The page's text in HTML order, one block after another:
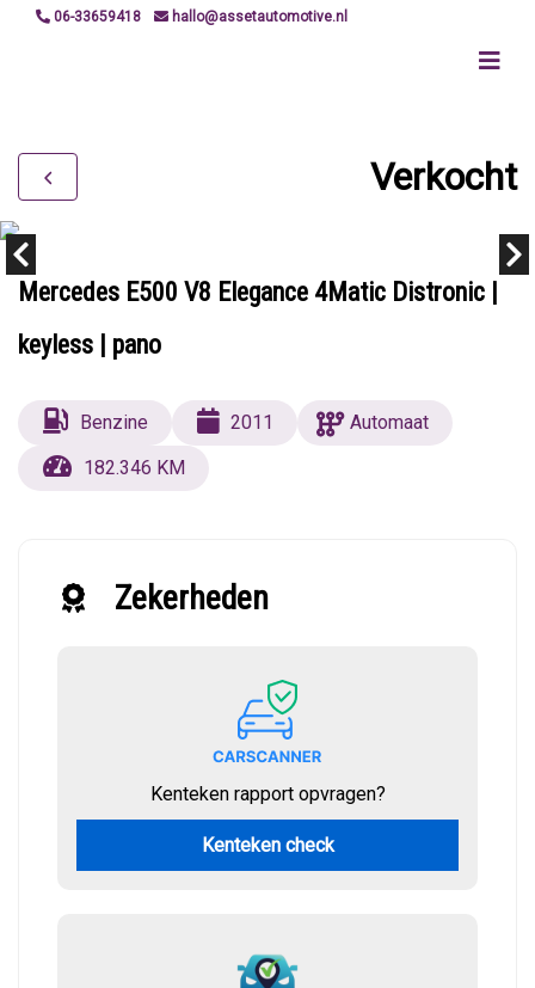
06-33659418 hallo@assetautomotive.nl
Verkocht
Mercedes E500 V8 Elegance 4Matic Distronic |
keyless | pano
Benzine 2011
Automaat
182.346 KM
Zekerheden
Kenteken rapport opvragen?
Kenteken check